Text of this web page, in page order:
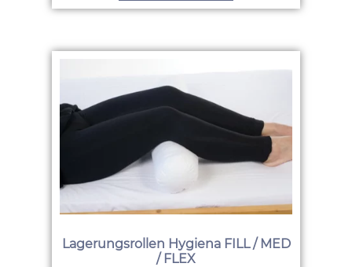
Lagerungsrollen Hygiena FILL / MED
/ FLEX